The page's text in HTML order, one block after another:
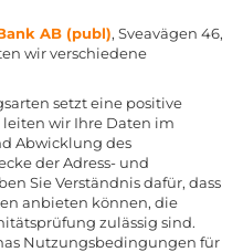
AB (publ), Sveavägen 46,
wir verschiedene
setzt eine positive
wir Ihre Daten im
Abwicklung des
der Adress- und
Sie Verständnis dafür, dass
anbieten können, die
zulässig sind.
Nutzungsbedingungen für